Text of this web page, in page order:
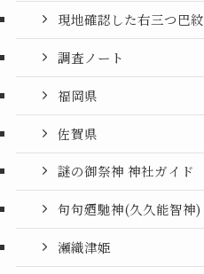
現地確認した右三つ巴紋
調査ノート
福岡県
佐賀県
謎の御祭神 神社ガイド
句句廼馳神(久久能智神)
瀬織津姫